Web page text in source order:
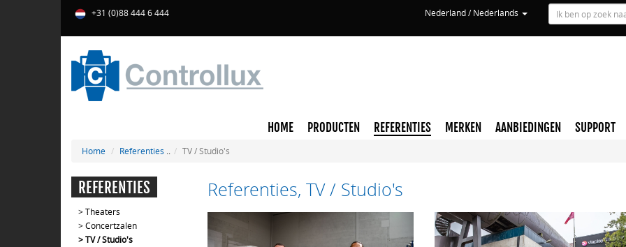
+31 (0)88 444 6 444 Nederland / Nederlands
HOME PRODUCTEN REFERENTIES MERKEN AANBIEDINGEN SUPPORT
Home Referenties TV / Studio's
REFERENTIES
>Theaters
>Concertzalen
>TV / Studio's
Referenties, TV / Studio's